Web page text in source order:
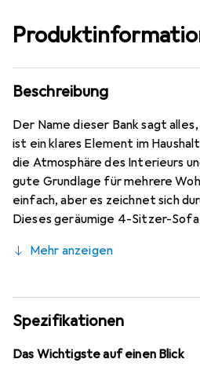
Beschreibung
Der Name dieser Bank sagt
ist ein klares Element im
die Atmosphäre des Interieurs
gute Grundlage für mehrere
einfach, aber es zeichnet sich
Dieses geräumige 4-Sitzer-
passt perfekt in die
Farben. Diese Variante ist mit
ausgestattet. Die Sitztiefe
Sitzbreite 244 cm und die
Armlehne beträgt 65 cm und die
Mehr anzeigen
Spezifikationen
Das Wichtigste auf einen Blick